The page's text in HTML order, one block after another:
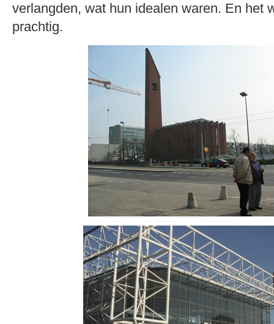
verlangden, wat hun idealen waren. En het
prachtig.